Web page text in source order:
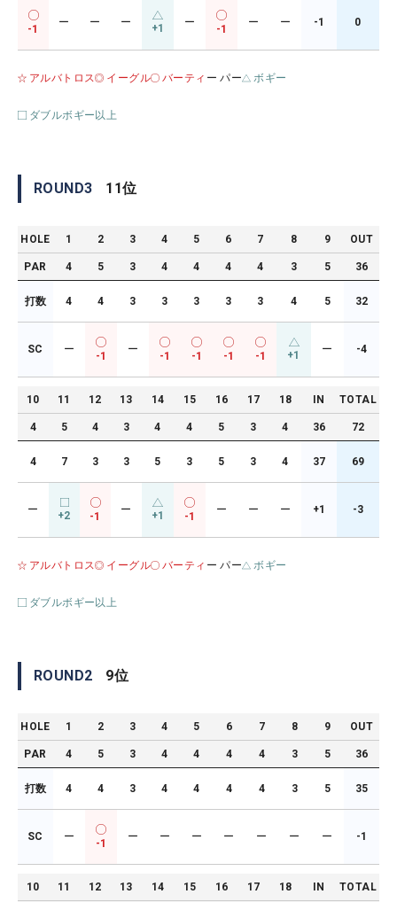
-1
ー ー ー +1 ー
-1
ー ー -1 0
アルバトロス イーグル バーティ ー パー ボギー
ダブルボギー以上
ROUND3 11位
HOLE 1 2 3 4 5 6 7 8 9 OUT
PAR 4 5 3 4 4 4 4 3 5 36
打数 4 4 3 3 3 3 3 4 5 32
SC ー
-1
ー
-1 -1 -1 -1 +1 ー -4
10 11 12 13 14 15 16 17 18 IN TOTAL
4 5 4 3 4 4 5 3 4 36 72
4 7 3 3 5 3 5 3 4 37 69
ー +2 -1
ー +1 -1
ー ー ー +1 -3
アルバトロス イーグル バーティ ー パー ボギー
ダブルボギー以上
ROUND2 9位
HOLE 1 2 3 4 5 6 7 8 9 OUT
PAR 4 5 3 4 4 4 4 3 5 36
打数 4 4 3 4 4 4 4 3 5 35
SC ー
-1
ー ー ー ー ー ー ー -1
10 11 12 13 14 15 16 17 18 IN TOTAL